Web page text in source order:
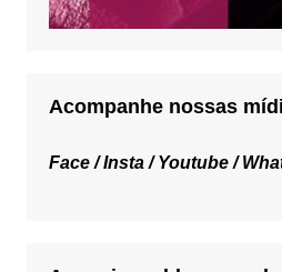
Acompanhe nossas
Face /Insta /Youtube /